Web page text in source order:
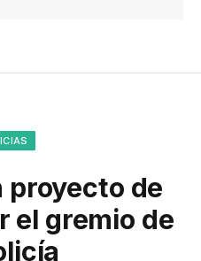
proyecto de
el gremio de